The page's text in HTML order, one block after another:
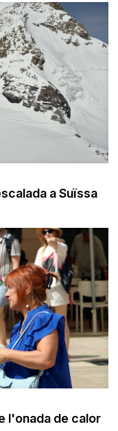
a Suïssa
l'onada de calor